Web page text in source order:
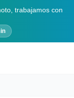
trabajamos con